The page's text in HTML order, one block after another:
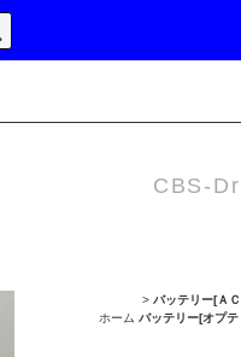
CBS-
ホーム
> バッテリー[Ａ
バッテリー[オプテ